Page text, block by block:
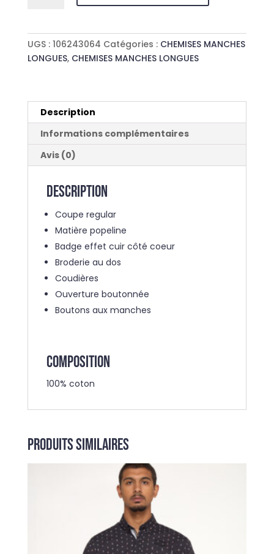
MOUNTAIN
UGS : 106243064 Catégories : CHEMISES MANCHES
LONGUES, CHEMISES MANCHES LONGUES
Description
Informations complémentaires
Avis (0)
Description
Coupe regular
Matière popeline
Badge effet cuir côté coeur
Broderie au dos
Coudières
Ouverture boutonnée
Boutons aux manches
COMPOSITION
100% coton
Produits similaires